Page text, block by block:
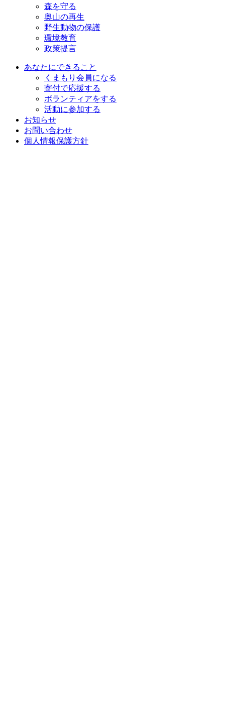
森を守る
奥山の再生
野生動物の保護
環境教育
政策提言
あなたにできること
くまもり会員になる
寄付で応援する
ボランティアをする
活動に参加する
お知らせ
お問い合わせ
個人情報保護方針